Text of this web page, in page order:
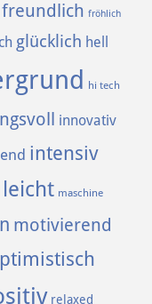
freundlich fröhlich
glücklich hell
hi tech
innovativ
intensiv
leicht maschine
motivierend
relaxed